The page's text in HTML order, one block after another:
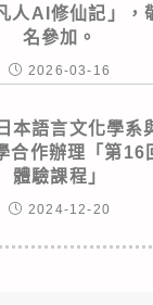
人AI修仙記」，
名參加。
2026-03-16
本語言文化學系
合作辦理「第16
體驗課程」
2024-12-20